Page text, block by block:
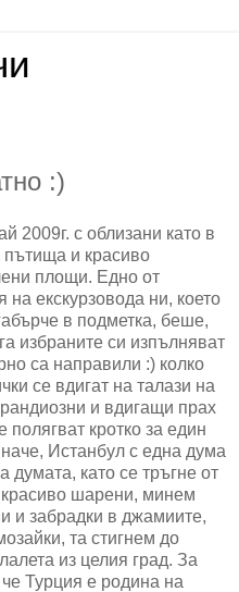
:)
2009г. с облизани като в
пътища и красиво
площи. Едно от
на екскурзовода ни, което
в подметка, беше,
избраните си изпълняват
са направили :) колко
се вдигат на талази на
и вдигащи прах
полягват кротко за един
Истанбул с една дума
като се тръгне от
шарени, минем
и забрадки в джамиите,
та стигнем до
из целия град. За
Турция е родина на